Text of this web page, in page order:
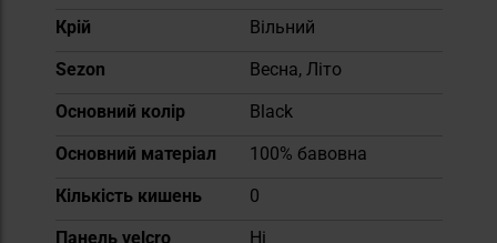
Крій
Вільний
Sezon
Весна, Літо
Основний колір
Black
Основний матеріал
100% бавовна
Кількість кишень
0
Панель velcro
Ні